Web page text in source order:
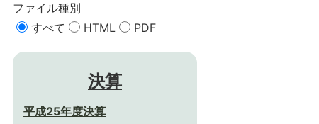
ファイル種別
すべて
HTML PDF
決算
平成25年度決算